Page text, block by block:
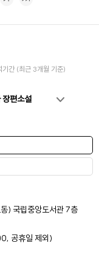
기간 (최근 3개월 기준)
장편소설
) 국립중앙도서관 7층
공휴일 제외)